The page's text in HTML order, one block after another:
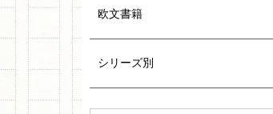
欧文書籍
シリーズ別